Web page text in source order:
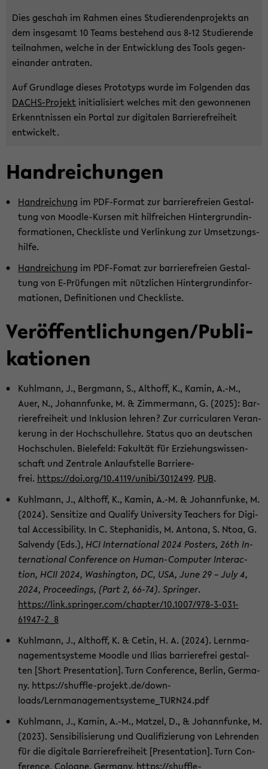
Dies ge­schah im Rah­men eines Stu­die­ren­den­pro­jekts an
dem ins­ge­samt 10 Teams be­stehend aus 8-12 Stu­die­ren­de
teil­nah­men, wel­che in der Ent­wick­lung des Tools ge­gen­
ein­an­der an­tra­ten.
Auf Grund­la­ge die­ses Pro­to­typs wurde im Fol­gen­den das
DACHS-​Projekt in­itia­li­siert wel­ches mit den ge­won­ne­nen
Er­kennt­nis­sen ein Por­tal zur di­gi­ta­len Bar­rie­re­frei­heit
ent­wi­ckelt.
Hand­rei­chun­gen
Hand­rei­chung im PDF-​Format zur bar­rie­re­frei­en Ge­stal­
tung von Moodle-​Kursen mit hilf­rei­chen Hin­ter­grund­in­
for­ma­tio­nen, Check­lis­te und Ver­lin­kung zur Um­set­zungs­
hil­fe.
Hand­rei­chung im PDF-​Fomat zur bar­rie­re­frei­en Ge­stal­
tung von E-​Prüfungen mit nütz­li­chen Hin­ter­grund­in­for­
ma­tio­nen, De­fi­ni­tio­nen und Check­lis­te.
Ver­öf­fent­li­chun­gen/Pu­bli­
ka­tio­nen
Kuhl­mann, J., Berg­mann, S., Alt­hoff, K., Kamin, A.-M.,
Auer, N., Jo­hannfun­ke, M. & Zim­mer­mann, G. (2025): Bar­
rie­re­frei­heit und In­klu­si­on leh­ren? Zur cur­ri­cu­la­ren Ver­an­
ke­rung in der Hoch­schul­leh­re. Sta­tus quo an deut­schen
Hoch­schu­len. Bie­le­feld: Fa­kul­tät für Er­zie­hungs­wis­sen­
schaft und Zen­tra­le An­lauf­stel­le Bar­rie­re­
frei. https://doi.org/10.4119/unibi/3012499. PUB.
Kuhl­mann, J., Alt­hoff, K., Kamin, A.-M. & Jo­hannfun­ke, M.
(2024). Sen­si­ti­ze and Qua­li­fy Uni­ver­si­ty Tea­chers for Di­gi­
tal Ac­ces­si­bi­li­ty. In C. Ste­pha­ni­dis, M. An­to­na, S. Ntoa, G.
Sal­ven­dy (Eds.),HCI In­ter­na­tio­nal 2024 Pos­ters, 26th In­
ter­na­tio­nal Con­fe­rence on Human-​Computer In­ter­ac­
tion, HCII 2024, Wa­shing­ton, DC, USA, June 29 – July 4,
2024, Pro­cee­dings, (Part 2, 66-74). Sprin­ger.
https://link.sprin­ger.com/chap­ter/10.1007/978-​3-031-
61947-2_8
Kuhl­mann, J., Alt­hoff, K. & Cetin, H. A. (2024). Lern­ma­
nage­ment­sys­te­me Mood­le und Ilias bar­rie­re­frei ge­stal­
ten [Short Pre­sen­ta­ti­on]. Turn Con­fe­rence, Ber­lin, Ger­ma­
ny. https://shuffle-​projekt.de/down­
loads/Lernmanagementsysteme_TURN24.pdf
Kuhl­mann, J., Kamin, A.-M., Mat­zel, D., & Jo­hannfun­ke, M.
(2023). Sen­si­bi­li­sie­rung und Qua­li­fi­zie­rung von Leh­ren­den
für die di­gi­ta­le Bar­rie­re­frei­heit [Pre­sen­ta­ti­on]. Turn Con­
fe­rence, Co­lo­gne, Ger­ma­ny. https://shuffle-​